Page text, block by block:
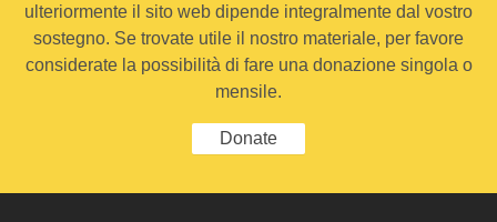
ulteriormente il sito web dipende integralmente dal vostro
sostegno. Se trovate utile il nostro materiale, per favore
considerate la possibilità di fare una donazione singola o
mensile.
Donate